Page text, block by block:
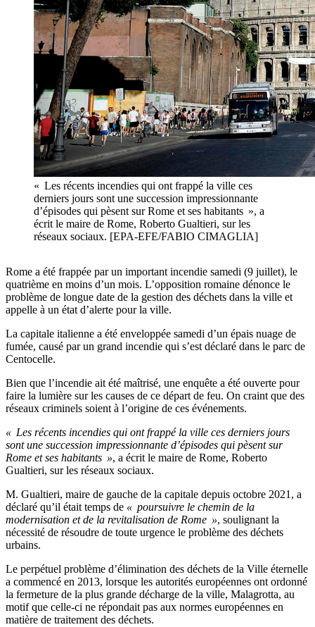
« Les récents incendies qui ont frappé la ville ces
derniers jours sont une succession impressionnante
d’épisodes qui pèsent sur Rome et ses habitants », a
écrit le maire de Rome, Roberto Gualtieri, sur les
réseaux sociaux. [EPA-EFE/FABIO CIMAGLIA]
Rome a été frappée par un important incendie samedi (9 juillet), le
quatrième en moins d’un mois. L’opposition romaine dénonce le
problème de longue date de la gestion des déchets dans la ville et
appelle à un état d’alerte pour la ville.
La capitale italienne a été enveloppée samedi d’un épais nuage de
fumée, causé par un grand incendie qui s’est déclaré dans le parc de
Centocelle.
Bien que l’incendie ait été maîtrisé, une enquête a été ouverte pour
faire la lumière sur les causes de ce départ de feu. On craint que des
réseaux criminels soient à l’origine de ces événements.
« Les récents incendies qui ont frappé la ville ces derniers jours
sont une succession impressionnante d’épisodes qui pèsent sur
Rome et ses habitants », a écrit le maire de Rome, Roberto
Gualtieri, sur les réseaux sociaux.
M. Gualtieri, maire de gauche de la capitale depuis octobre 2021, a
déclaré qu’il était temps de « poursuivre le chemin de la
modernisation et de la revitalisation de Rome », soulignant la
nécessité de résoudre de toute urgence le problème des déchets
urbains.
Le perpétuel problème d’élimination des déchets de la Ville éternelle
a commencé en 2013, lorsque les autorités européennes ont ordonné
la fermeture de la plus grande décharge de la ville, Malagrotta, au
motif que celle-ci ne répondait pas aux normes européennes en
matière de traitement des déchets.